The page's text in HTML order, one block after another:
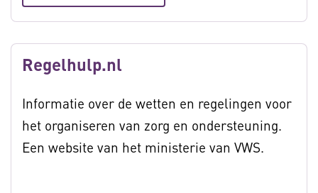
Regelhulp.nl
Informatie over de wetten en regelingen voor
het organiseren van zorg en ondersteuning.
Een website van het ministerie van VWS.